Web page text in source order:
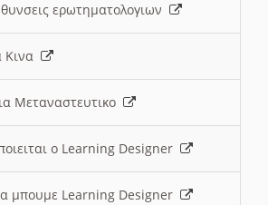
ερωτηματολογιων
Κινα
Μεταναστευτικο
ο Learning Designer
μπουμε Learning Designer